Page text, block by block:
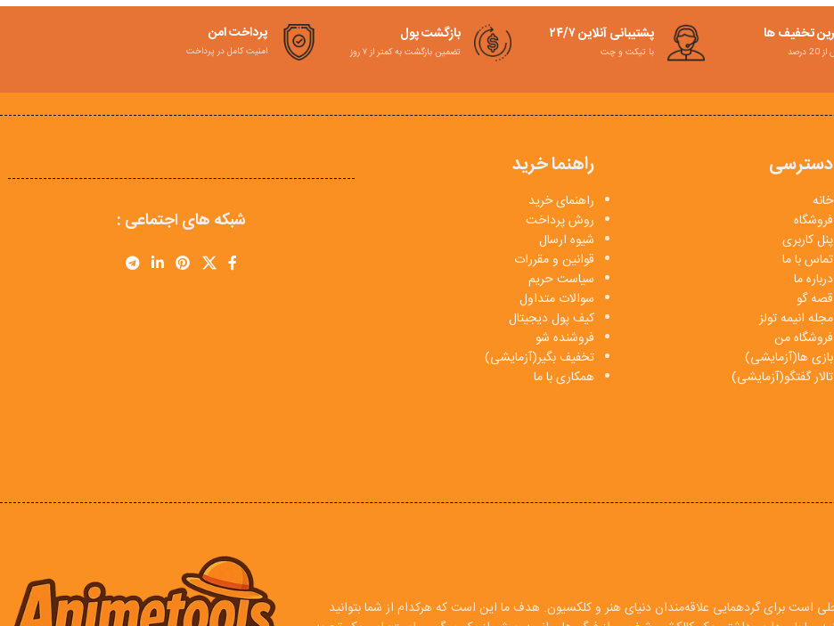
تخفیف ها
درصد
پشتیبانی آنلاین ۲۴/۷
با تیکت و چت
بازگشت پول
تضمین بازگشت به کمتر از ۷ روز
پرداخت امن
امنیت کامل در پرداخت
دسترسی
خانه
فروشگاه
پنل کاربری
تماس با ما
درباره ما
قصه گو
مجله انیمه تولز
فروشگاه من
بازی ها(آزمایشی)
تالار گفتگو(آزمایشی)
راهنما خرید
راهنمای خرید
روش پرداخت
شیوه ارسال
قوانین و مقررات
سیاست حریم
سوالات متداول
کیف پول دیجیتال
فروشنده شو
تخفیف بگیر(آزمایشی)
همکاری با ما
شبکه های اجتماعی :
است برای گردهمایی علاقه‌مندان دنیای هنر و کلکسیون. هدف ما این است که هرکدام از شما بتوانید